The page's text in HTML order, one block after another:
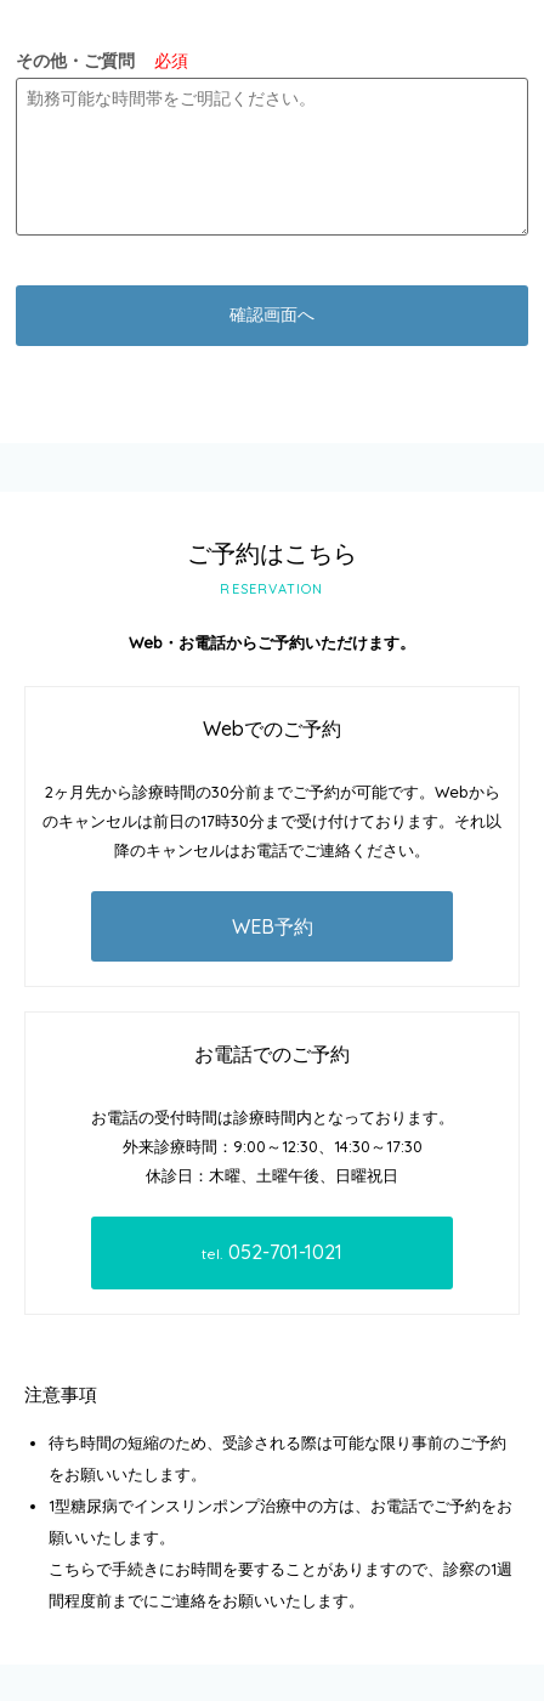
その他・ご質問 必須
ご予約はこちら
RESERVATION
Web・お電話からご予約いただけます。
Webでのご予約
2ヶ月先から診療時間の30分前までご予約が可能です。Webから
のキャンセルは前日の17時30分まで受け付けております。それ以
降のキャンセルはお電話でご連絡ください。
WEB予約
お電話でのご予約
お電話の受付時間は診療時間内となっております。
外来診療時間：9:00～12:30、14:30～17:30
休診日：木曜、土曜午後、日曜祝日
tel. 052-701-1021
注意事項
待ち時間の短縮のため、受診される際は可能な限り事前のご予約
をお願いいたします。
1型糖尿病でインスリンポンプ治療中の方は、お電話でご予約をお
願いいたします。
こちらで手続きにお時間を要することがありますので、診察の1週
間程度前までにご連絡をお願いいたします。